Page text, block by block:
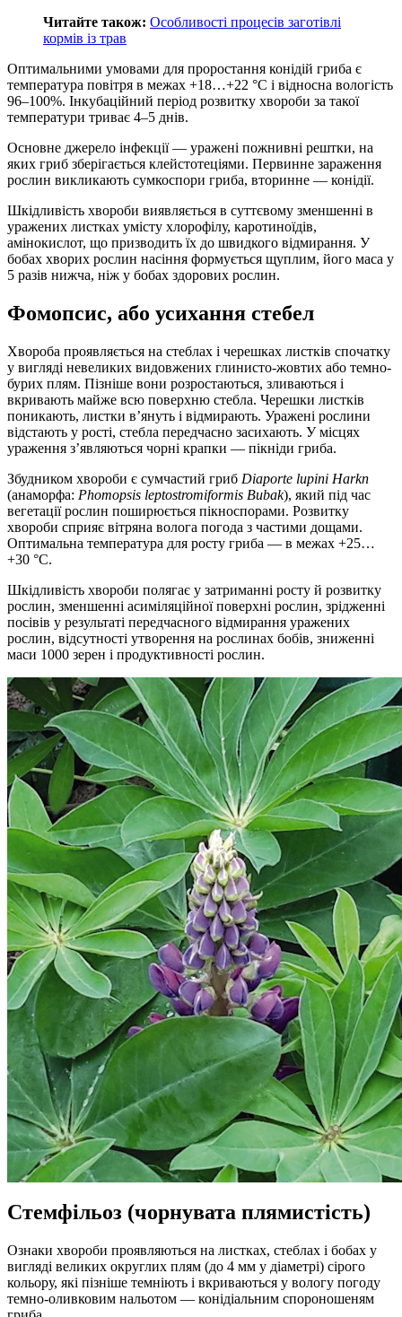
Читайте також: Особливості процесів заготівлі
кормів із трав
Оптимальними умовами для проростання конідій гриба є
температура повітря в межах +18…+22 °С і відносна вологість
96–100%. Інкубаційний період розвитку хвороби за такої
температури триває 4–5 днів.
Основне джерело інфекції — уражені пожнивні рештки, на
яких гриб зберігається клейстотеціями. Первинне зараження
рослин викликають сумкоспори гриба, вторинне — конідії.
Шкідливість хвороби виявляється в суттєвому зменшенні в
уражених листках умісту хлорофілу, каротиноїдів,
амінокислот, що призводить їх до швидкого відмирання. У
бобах хворих рослин насіння формується щуплим, його маса у
5 разів нижча, ніж у бобах здорових рослин.
Фомопсис, або усихання стебел
Хвороба проявляється на стеблах і черешках листків спочатку
у вигляді невеликих видовжених глинисто-жовтих або темно-
бурих плям. Пізніше вони розростаються, зливаються і
вкривають майже всю поверхню стебла. Черешки листків
поникають, листки в’януть і відмирають. Уражені рослини
відстають у рості, стебла передчасно засихають. У місцях
ураження з’являються чорні крапки — пікніди гриба.
Збудником хвороби є сумчастий гриб Diaporte lupini Harkn
(анаморфа: Phomopsis leptostromiformis Bubak), який під час
вегетації рослин поширюється пікноспорами. Розвитку
хвороби сприяє вітряна волога погода з частими дощами.
Оптимальна температура для росту гриба — в межах +25…
+30 °С.
Шкідливість хвороби полягає у затриманні росту й розвитку
рослин, зменшенні асиміляційної поверхні рослин, зрідженні
посівів у результаті передчасного відмирання уражених
рослин, відсутності утворення на рослинах бобів, зниженні
маси 1000 зерен і продуктивності рослин.
Стемфільоз (чорнувата плямистість)
Ознаки хвороби проявляються на листках, стеблах і бобах у
вигляді великих округлих плям (до 4 мм у діаметрі) сірого
кольору, які пізніше темніють і вкриваються у вологу погоду
темно-оливковим нальотом — конідіальним спороношеням